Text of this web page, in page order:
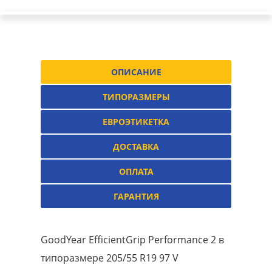
ОПИСАНИЕ
ТИПОРАЗМЕРЫ
ЕВРОЭТИКЕТКА
ДОСТАВКА
ОПЛАТА
ГАРАНТИЯ
GoodYear EfficientGrip Performance 2 в
типоразмере 205/55 R19 97 V